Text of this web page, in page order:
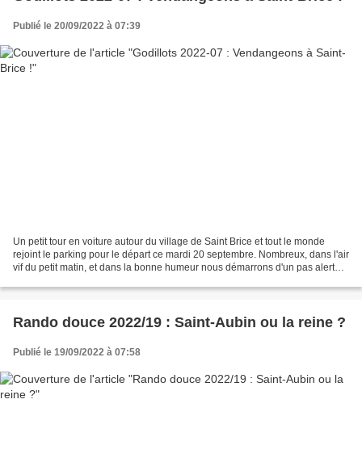
Publié le 20/09/2022 à 07:39
Un petit tour en voiture autour du village de Saint Brice et tout le monde
rejoint le parking pour le départ ce mardi 20 septembre. Nombreux, dans l'air
vif du petit matin, et dans la bonne humeur nous démarrons d'un pas alerte à
Rando douce 2022/19 : Saint-Aubin ou la reine ?
Publié le 19/09/2022 à 07:58